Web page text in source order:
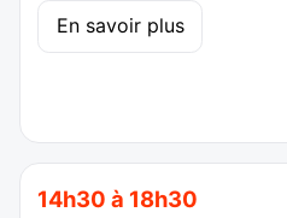
En savoir plus
14h30 à 18h30